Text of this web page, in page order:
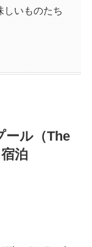
しいものたち
ール（The
泊